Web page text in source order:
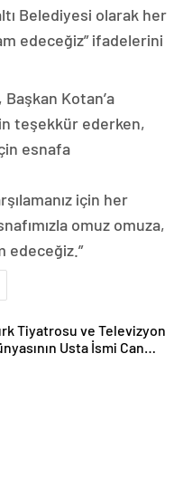
Belediyesi olarak her
edeceğiz” ifadelerini
Kotan’a
teşekkür ederken,
esnafa
için her
omuz omuza,
edeceğiz.”
Tiyatrosu ve Televizyon
Usta İsmi Can